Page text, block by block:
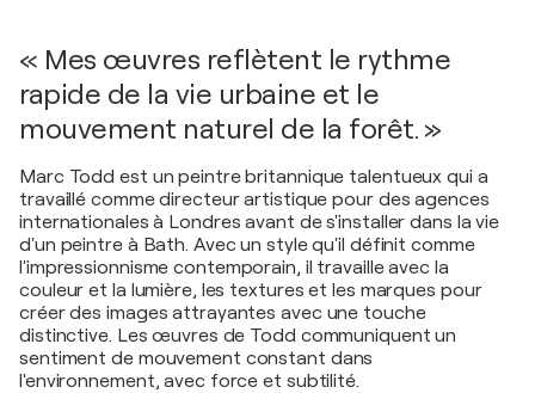
« Mes œuvres reflètent le rythme
rapide de la vie urbaine et le
mouvement naturel de la forêt. »
Marc Todd est un peintre britannique talentueux qui a
travaillé comme directeur artistique pour des agences
internationales à Londres avant de s'installer dans la vie
d'un peintre à Bath. Avec un style qu'il définit comme
l'impressionnisme contemporain, il travaille avec la
couleur et la lumière, les textures et les marques pour
créer des images attrayantes avec une touche
distinctive. Les œuvres de Todd communiquent un
sentiment de mouvement constant dans
l'environnement, avec force et subtilité.